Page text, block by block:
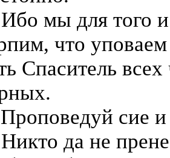
Ибо мы для того
что
Спаситель
Проповедуй сие
Никто да не